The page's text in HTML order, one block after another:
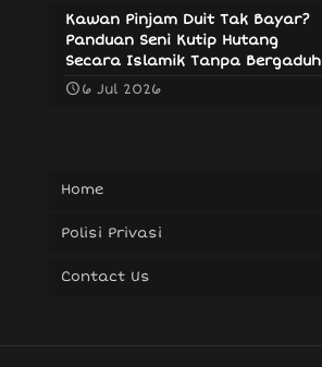
Kawan Pinjam Duit Tak Bayar?
Panduan Seni Kutip Hutang
Secara Islamik Tanpa Bergaduh
6 Jul 2026
Home
Polisi Privasi
Contact Us